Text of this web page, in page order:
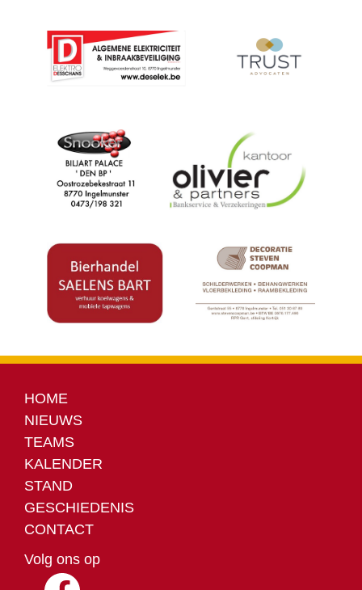
HOME
NIEUWS
TEAMS
KALENDER
STAND
GESCHIEDENIS
CONTACT
Volg ons op